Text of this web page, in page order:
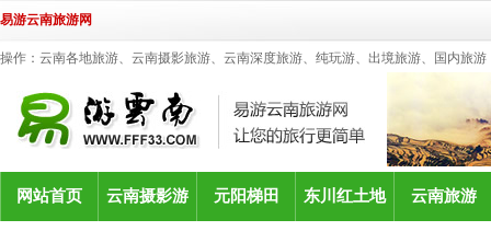
易游云南旅游网
操作：云南各地旅游、云南摄影旅游、云南深度旅游、纯玩游、出境旅游、国内旅
网站首页 云南摄影游 元阳梯田 东川红土地 云南旅游